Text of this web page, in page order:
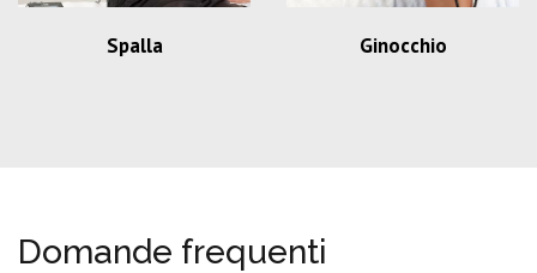
Spalla Ginocchio
Domande frequenti